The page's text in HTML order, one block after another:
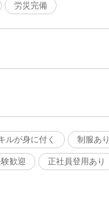
労災完備
ルが身に付く 制服あり
歓迎 正社員登用あり